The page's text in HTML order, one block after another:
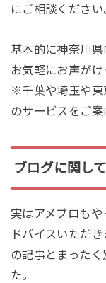
にご相談ください
基本的に神奈川
お気軽にお声がけ
※千葉や埼玉や東
のサービスをご案
ブログに関し
実はアメブロも
ドバイスいただ
の記事とまった
た。